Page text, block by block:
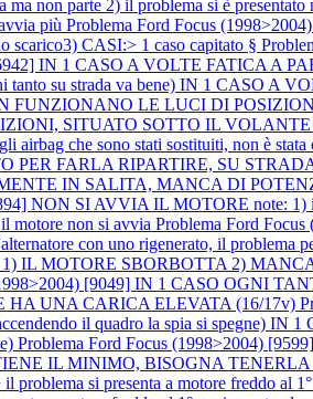
non parte 2) il problema si è
più Problema Ford Focus
CASI:> 1 caso capitato §
IN 1 CASO A VOLTE FATICA A
su strada va bene) IN 1 CASO A
FUNZIONANO LE LUCI DI
SITUATO SOTTO IL VOLANTE
airbag che sono stati sostituiti, non è
PER FARLA RIPARTIRE, SU
IN SALITA, MANCA DI
NON SI AVVIA IL MOTORE note: 1)
motore non si avvia Problema Ford
con uno rigenerato, il problema
IL MOTORE SBORBOTTA 2)
[9049] IN 1 CASO OGNI
UNA CARICA ELEVATA (16/17v)
il quadro la spia si spegne)
Problema Ford Focus (1998>2004)
IL MINIMO, BISOGNA
si presenta a motore freddo